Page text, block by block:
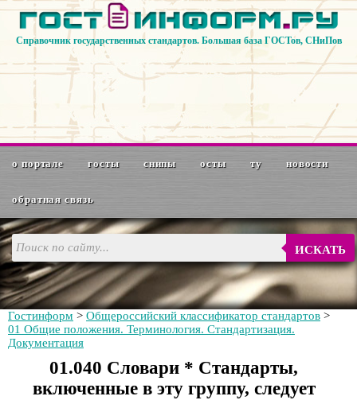
Справочник государственных стандартов. Большая база ГОСТов, СНиПов
о портале госты снипы осты ту новости
обратная связь
ИСКАТЬ
Гостинформ > Общероссийский классификатор стандартов >
01 Общие положения. Терминология. Стандартизация.
Документация
01.040 Словари * Стандарты,
включенные в эту группу, следует